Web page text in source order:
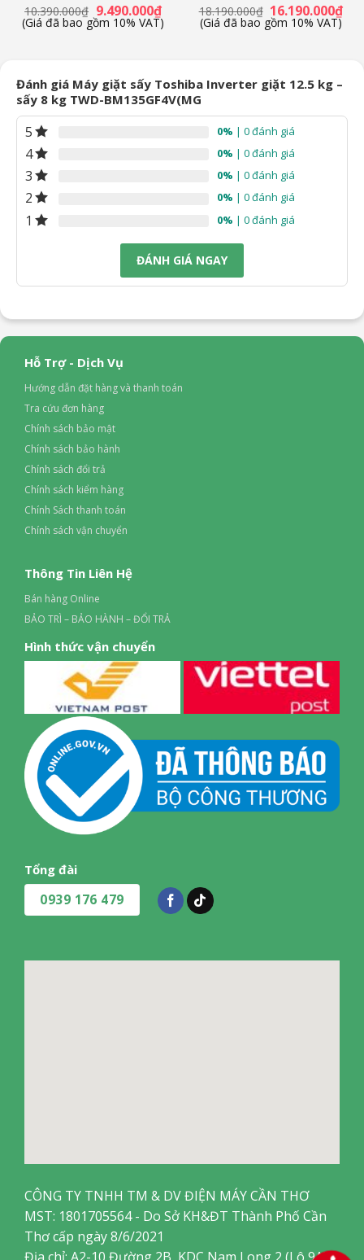
10.390.000₫ Giá
gốc
là:
9.490.000₫Giá
hiện
tại
(Giá đã bao gồm 10% VAT)
18.190.000₫ Giá
gốc
là:
16.190.000₫Giá
(Giá đã bao gồm 10% VAT)
Đánh giá Máy giặt sấy Toshiba Inverter giặt 12.5 kg –
sấy 8 kg TWD-BM135GF4V(MG
5 0% | 0 đánh giá
4 0% | 0 đánh giá
3 0% | 0 đánh giá
2 0% | 0 đánh giá
1 0% | 0 đánh giá
ĐÁNH GIÁ NGAY
Hỗ Trợ - Dịch Vụ
Hướng dẫn đặt hàng và thanh toán
Tra cứu đơn hàng
Chính sách bảo mật
Chính sách bảo hành
Chính sách đổi trả
Chính sách kiểm hàng
Chính Sách thanh toán
Chính sách vận chuyển
Thông Tin Liên Hệ
Bán hàng Online
BẢO TRÌ – BẢO HÀNH – ĐỔI TRẢ
Hình thức vận chuyển
Tổng đài
0939 176 479
CÔNG TY TNHH TM & DV ĐIỆN MÁY CẦN THƠ
MST: 1801705564 - Do Sở KH&ĐT Thành Phố Cần
Thơ cấp ngày 8/6/2021
Địa chỉ: A2-10 Đường 2B, KDC Nam Long 2 (Lô 9A),